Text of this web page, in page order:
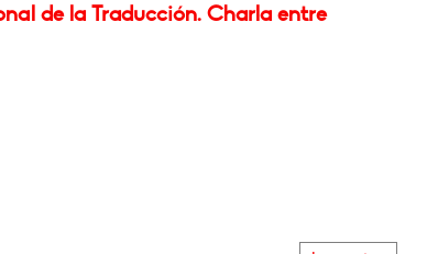
de la Traducción. Charla entre